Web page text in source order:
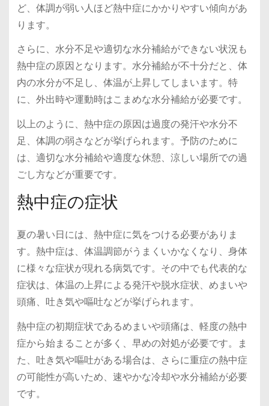
ど、体調が弱い人ほど熱中症にかかりやすい傾向があ
ります。
さらに、水分不足や適切な水分補給ができない状況も
熱中症の原因となります。水分補給が不十分だと、体
内の水分が不足し、体温が上昇してしまいます。特
に、外出時や運動時はこまめな水分補給が必要です。
以上のように、熱中症の原因は過度の発汗や水分不
足、体調の弱さなどが挙げられます。予防のために
は、適切な水分補給や適度な休憩、涼しい場所での過
ごし方などが重要です。
熱中症の症状
夏の暑い日には、熱中症に気をつける必要がありま
す。熱中症は、体温調節がうまくいかなくなり、身体
に様々な症状が現れる病気です。その中でも代表的な
症状は、体温の上昇による発汗や脱水症状、めまいや
頭痛、吐き気や嘔吐などが挙げられます。
熱中症の初期症状であるめまいや頭痛は、軽度の熱中
症から始まることが多く、早めの対処が必要です。ま
た、吐き気や嘔吐がある場合は、さらに重症の熱中症
の可能性が高いため、速やかな冷却や水分補給が必要
です。